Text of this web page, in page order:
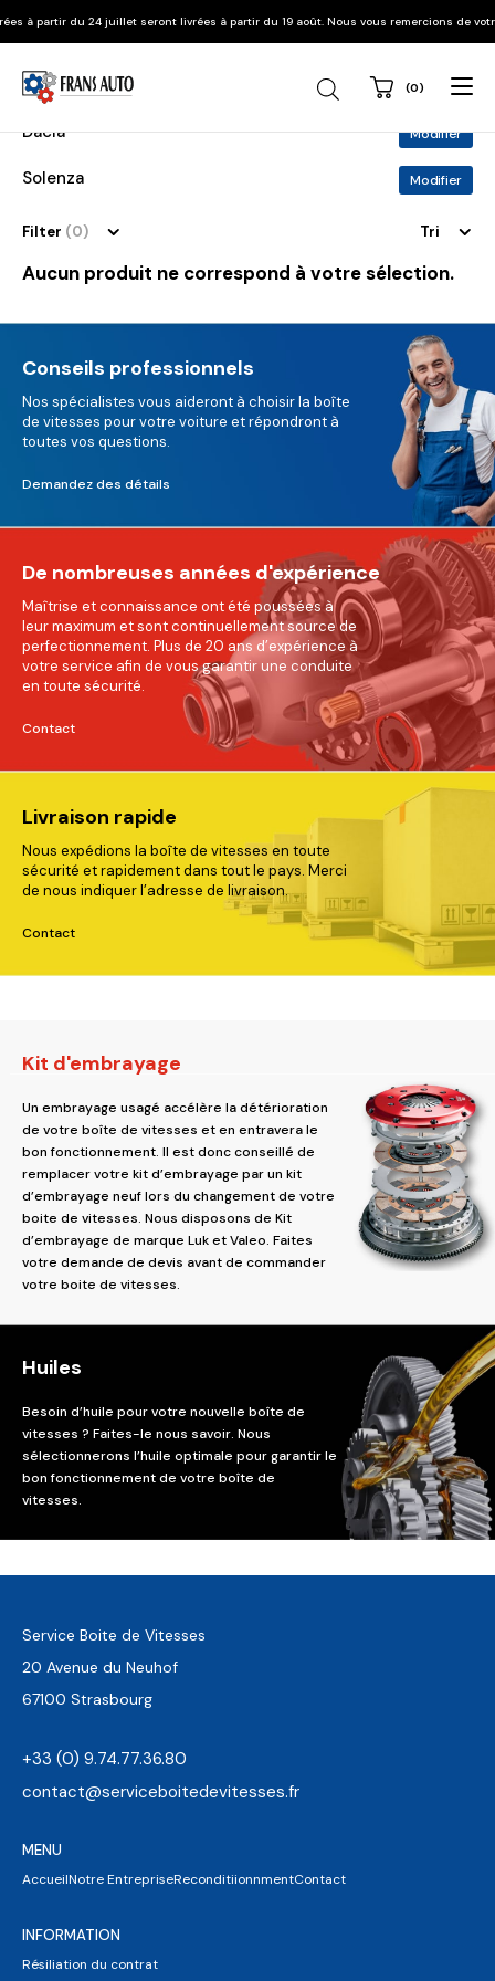
partir du 24 juillet seront livrées à partir du 19 août. Nous vous remercions de votre
Recherche
produits
(0)
Dacia Modifier
Solenza Modifier
Filter (0) Tri
Aucun produit ne correspond à votre sélection.
Conseils professionnels
Nos spécialistes vous aideront à choisir la boîte
de vitesses pour votre voiture et répondront à
toutes vos questions.
Demandez des détails
De nombreuses années d'expérience
Maîtrise et connaissance ont été poussées à
leur maximum et sont continuellement source de
perfectionnement. Plus de 20 ans d’expérience à
votre service afin de vous garantir une conduite
en toute sécurité.
Contact
Livraison rapide
Nous expédions la boîte de vitesses en toute
sécurité et rapidement dans tout le pays. Merci
de nous indiquer l’adresse de livraison.
Contact
Kit d'embrayage
Un embrayage usagé accélère la détérioration
de votre boîte de vitesses et en entravera le
bon fonctionnement. Il est donc conseillé de
remplacer votre kit d’embrayage par un kit
d’embrayage neuf lors du changement de votre
boite de vitesses. Nous disposons de Kit
d’embrayage de marque Luk et Valeo. Faites
votre demande de devis avant de commander
votre boite de vitesses.
Huiles
Besoin d’huile pour votre nouvelle boîte de
vitesses ? Faites-le nous savoir. Nous
sélectionnerons l’huile optimale pour garantir le
bon fonctionnement de votre boîte de
vitesses.
Service Boite de Vitesses
20 Avenue du Neuhof
67100 Strasbourg
+33 (0) 9.74.77.36.80
contact@serviceboitedevitesses.fr
MENU
AccueilNotre EntrepriseReconditiionnmentContact
INFORMATION
Résiliation du contrat